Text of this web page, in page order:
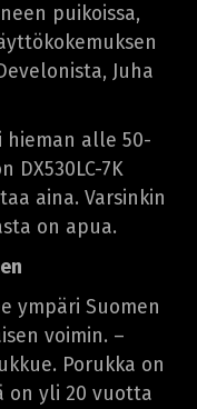
puikoissa,
Juha
hieman alle 50-
7K
aina. Varsinkin
on apua.
ympäri Suomen
voimin. –
Porukka on
on yli 20 vuotta